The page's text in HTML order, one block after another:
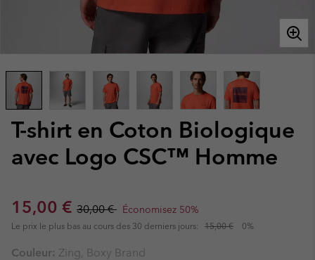
T-shirt en Coton Biologique
avec Logo CSC™ Homme
Sale price:
15,00 € Regular price:
30,00 € Économisez 50%
Le prix le plus bas au cours des 30 derniers jours: 15,00 € 0%
Couleur: Zing, Boxy Brand